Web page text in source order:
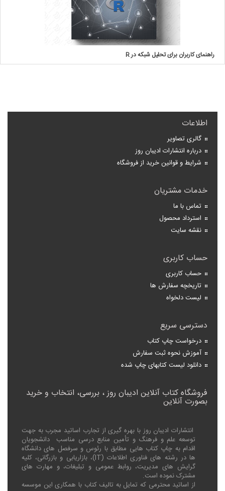
راهنمای کاربران برای تحلیل شبکه در R
اطلاعات
گالری تصاویر
درباره انتشارات ادیبان روز
شرایط و قوانین خرید از فروشگاه
خدمات مشتریان
تماس با ما
استرداد محصول
نقشه سایت
حساب کاربری
حساب کاربری
تاریخچه سفارش ها
لیست دلخواه
دسترسی سریع
درخواست چاپ کتاب
آموزش نحوه ثبت سفارش
دانلود لیست کتابهای چاپ شده
فروشگاه کتاب آنلاین ادیبان روز ، بررسی، انتخاب و خرید
بصورت آنلاین
انتشارات ادیبان روز با بهره گیری از تجارب اساتید مجرب به جهت
توسعه علم و فرهنگ و تأمین منابع درسی مناسب دانشجویان
اقدام به چاپ کتاب هایی مطابق با رئوس و سرفصل های دانشگاه
ها در رشته های فناوری اطلاعات (IT)، بازاریابی و بازرگانی، کلیه
گرایش های مدیریت، روابط عمومی و تبلیغات، و مهارت های
مشترک نموده است.
از اساتید محترمی که تمایل به تالیف کتاب با همکاری این موسسه